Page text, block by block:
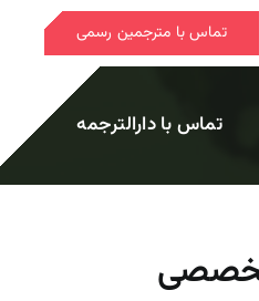
تماس با مترجمین رسمی
تماس با دارالترجمه
تخصصی